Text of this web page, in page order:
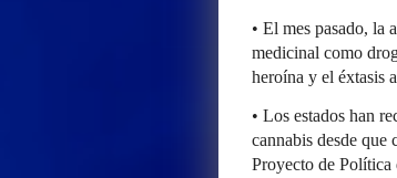
• El mes pasado, la
medicinal como
heroína y el éxtasis
• Los estados han
cannabis desde que
Proyecto de Política